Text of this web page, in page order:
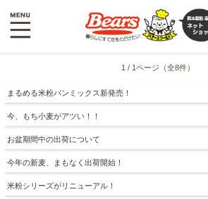
1 / 1ページ（全8件）
まるめる米粉パンミックス新発売！
今、もち小麦がアツい！！
お盆期間中の出荷について
今年の新麦、まもなく出荷開始！
米粉シリーズがリニューアル！